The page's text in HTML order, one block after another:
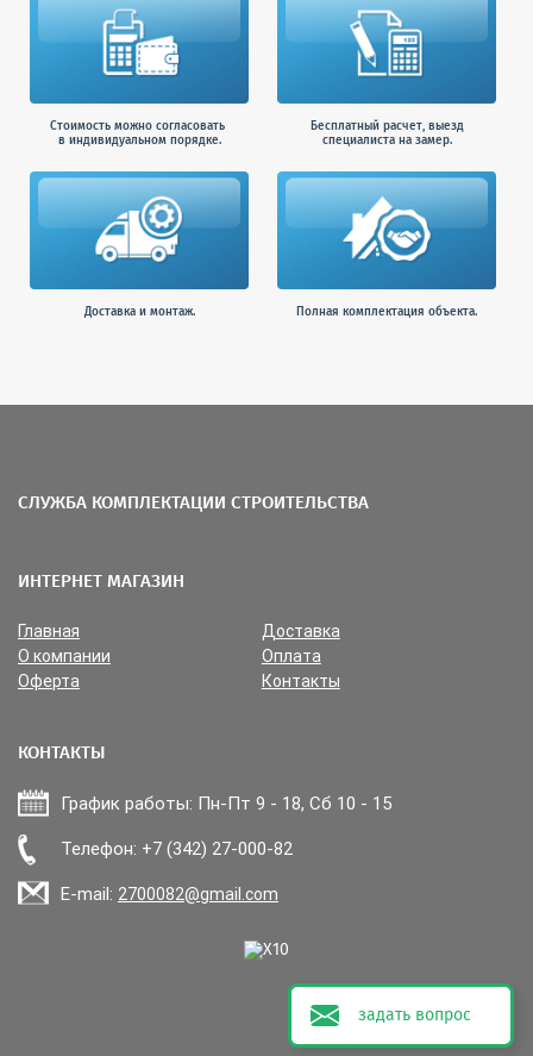
Прикрепить файл
задать вопрос
Стоимость можно согласовать
в индивидуальном порядке.
Бесплатный расчет, выезд
специалиста на замер.
Доставка и монтаж. Полная комплектация объекта.
СЛУЖБА КОМПЛЕКТАЦИИ СТРОИТЕЛЬСТВА
ИНТЕРНЕТ МАГАЗИН
Главная
Доставка
О компании
Оплата
Оферта
Контакты
КОНТАКТЫ
График работы: Пн-Пт 9 - 18, Сб 10 - 15
Телефон: +7 (342) 27-000-82
E-mail: 2700082@gmail.com